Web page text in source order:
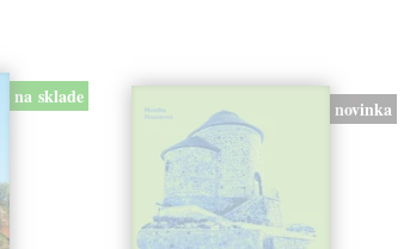
na sklade
novinka